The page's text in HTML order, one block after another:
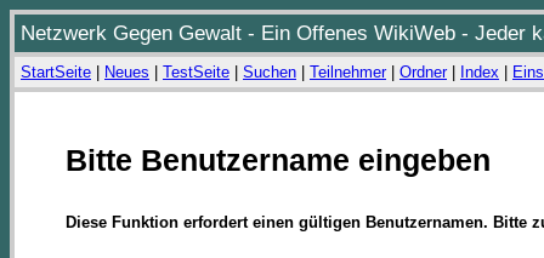
Netzwerk Gegen Gewalt - Ein Offenes WikiWeb - Jeder
StartSeite Neues TestSeite Suchen Teilnehmer| Ordner| Index
Bitte Benutzername eingeben
Diese Funktion erfordert einen gültigen Benutzernamen. Bitte